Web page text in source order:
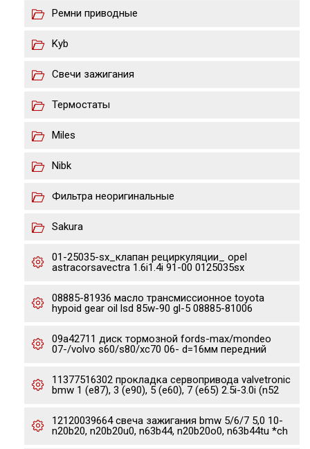
Ремни приводные
Kyb
Свечи зажигания
Термостаты
Miles
Nibk
Фильтра неоригинальные
Sakura
01-25035-sx_клапан рециркуляции_ opel
astracorsavectra 1.6i1.4i 91-00 0125035sx
08885-81936 масло тpансмиссионное toyota
hypoid gear oil lsd 85w-90 gl-5 08885-81006
09a42711 диск тормозной fords-max/mondeo
07-/volvo s60/s80/xc70 06- d=16мм передний
11377516302 прокладка сервопривода valvetronic
bmw 1 (e87), 3 (e90), 5 (e60), 7 (e65) 2.5i-3.0i (n52
12120039664 свеча зажигания bmw 5/6/7 5,0 10-
n20b20, n20b20u0, n63b44, n20b20o0, n63b44tu *ch